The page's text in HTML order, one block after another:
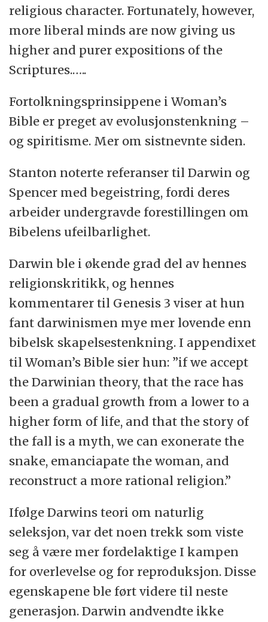
religious character. Fortunately, however,
more liberal minds are now giving us
higher and purer expositions of the
Scriptures.…..
Fortolkningsprinsippene i Woman’s
Bible er preget av evolusjonstenkning –
og spiritisme. Mer om sistnevnte siden.
Stanton noterte referanser til Darwin og
Spencer med begeistring, fordi deres
arbeider undergravde forestillingen om
Bibelens ufeilbarlighet.
Darwin ble i økende grad del av hennes
religionskritikk, og hennes
kommentarer til Genesis 3 viser at hun
fant darwinismen mye mer lovende enn
bibelsk skapelsestenkning. I appendixet
til Woman’s Bible sier hun: ”if we accept
the Darwinian theory, that the race has
been a gradual growth from a lower to a
higher form of life, and that the story of
the fall is a myth, we can exonerate the
snake, emanciapate the woman, and
reconstruct a more rational religion.”
Ifølge Darwins teori om naturlig
seleksjon, var det noen trekk som viste
seg å være mer fordelaktige I kampen
for overlevelse og for reproduksjon. Disse
egenskapene ble ført videre til neste
generasjon. Darwin andvendte ikke